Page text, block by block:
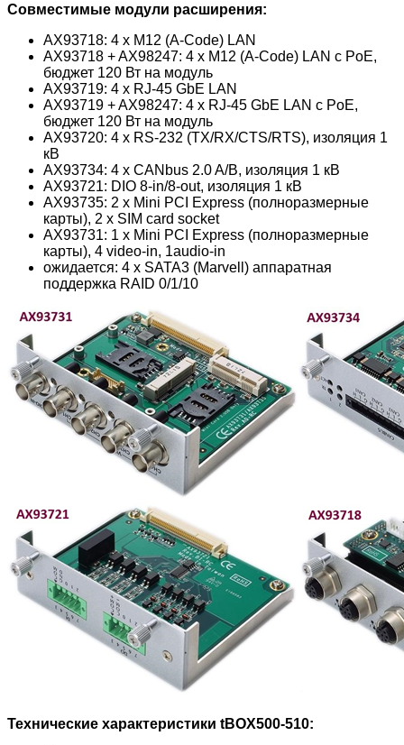
Совместимые модули расширения:
AX93718: 4 x M12 (A-Code) LAN
AX93718 + AX98247: 4 x M12 (A-Code) LAN с PoE,
бюджет 120 Вт на модуль
AX93719: 4 x RJ-45 GbE LAN
AX93719 + AX98247: 4 x RJ-45 GbE LAN с PoE,
бюджет 120 Вт на модуль
AX93720: 4 x RS-232 (TX/RX/CTS/RTS), изоляция 1
кВ
AX93734: 4 x CANbus 2.0 A/B, изоляция 1 кВ
AX93721: DIO 8-in/8-out, изоляция 1 кВ
AX93735: 2 x Mini PCI Express (полноразмерные
карты), 2 x SIM card socket
AX93731: 1 x Mini PCI Express (полноразмерные
карты), 4 video-in, 1audio-in
ожидается: 4 x SATA3 (Marvell) аппаратная
поддержка RAID 0/1/10
Технические характеристики tBOX500-510: